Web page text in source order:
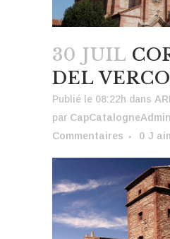
30 JUIL
DEL
Publié le 08:22h dans
par
Commentaires
0 J